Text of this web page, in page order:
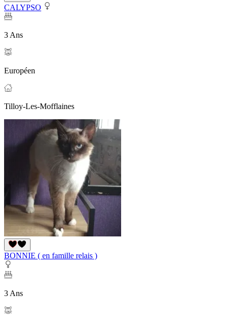
CALYPSO
3 Ans
Européen
Tilloy-Les-Mofflaines
BONNIE ( en famille relais )
3 Ans